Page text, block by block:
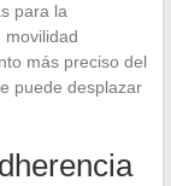
para la
movilidad
más preciso del
puede desplazar